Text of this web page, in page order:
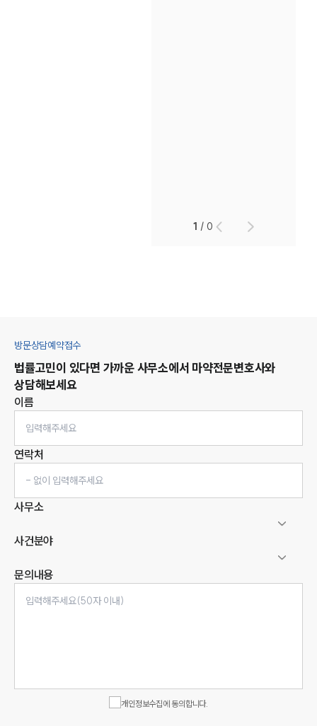
1 /0
방문상담예약접수
법률고민이 있다면 가까운 사무소에서 마약전문변호사와
상담해보세요
이름
연락처
사무소
사건분야
문의내용
개인정보수집에 동의합니다.